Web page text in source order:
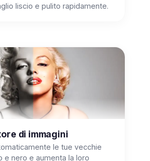
liscio e pulito rapidamente.
di immagini
le tue vecchie
e nero e aumenta la loro